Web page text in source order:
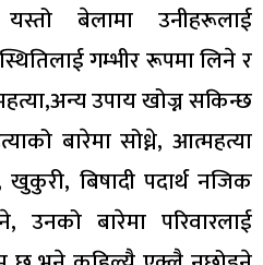
बेलामा उनीहरूलाई
गम्भीर रूपमा लिने र
उपाय खोज्न सकिन्छ
बारेमा सोध्ने, आत्महत्या
खुकुरी, बिषादी पदार्थ नजिक
बारेमा परिवारलाई